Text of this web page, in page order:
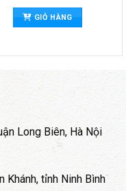
GIỎ HÀNG
Long Biên, Hà Nội
Khánh, tỉnh Ninh Bình